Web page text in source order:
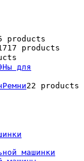
products
17 products
для
Ремни22 products
машинки